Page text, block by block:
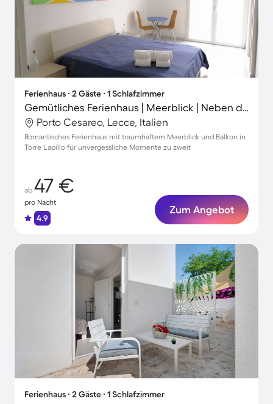
Ferienhaus ∙ 2 Gäste ∙ 1 Schlafzimmer
Gemütliches Ferienhaus | Meerblick | Neben dem Strand
Porto Cesareo, Lecce, Italien
Romantisches Ferienhaus mit traumhaftem Meerblick und Balkon in
Torre Lapillo für unvergessliche Momente zu zweit
ab 47 €
pro Nacht
4.9
Zum Angebot
Ferienhaus ∙ 2 Gäste ∙ 1 Schlafzimmer